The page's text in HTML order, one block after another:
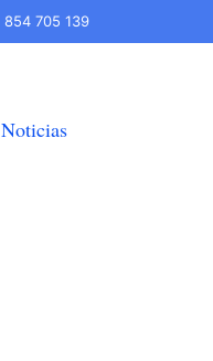
854 705 139
Noticias